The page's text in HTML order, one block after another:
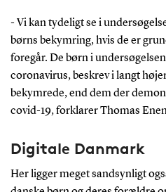
- Vi kan tydeligt se i
børns bekymring, hvis de er
foregår. De børn i
coronavirus, beskrev i langt
bekymrede, end dem der
covid-19, forklarer Thomas
Digitale Danmark
Her ligger meget sandsynligt